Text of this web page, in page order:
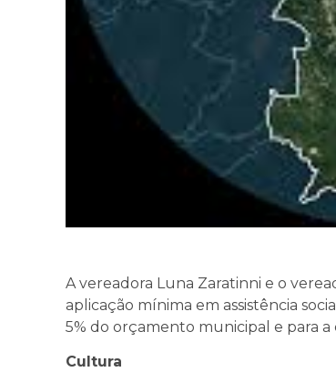
A vereadora Luna Zaratinni e o
aplicação mínima em assistência
5% do orçamento municipal e para
Cultura